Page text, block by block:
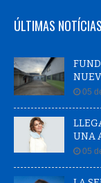
ÚLTIMAS NOTÍCIAS
05
UNA
05